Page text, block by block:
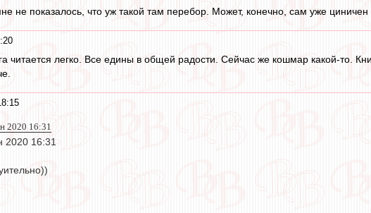
не показалось, что уж такой там перебор. Может, конечно, сам уже циничен
читается легко. Все едины в общей радости. Сейчас же кошмар какой-то.
2020 16:31
2020 16:31